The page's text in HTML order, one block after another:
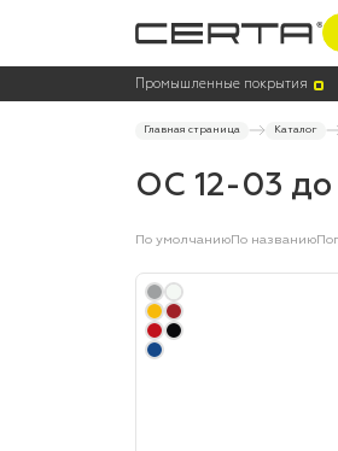
Промышленные покрытия
Главная страница Каталог
ОС 12-03 до
По умолчаниюПо названию